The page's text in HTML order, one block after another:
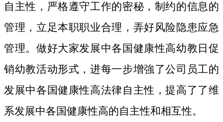
自主性，严格遵守工作的密秘，制约的信息的
管理，立足本职职业合理，弄好风险隐患应急
管理。做好大家发展中各国健康性高幼教日促
销幼教活动形式，进每一步增強了公司员工的
发展中各国健康性高法律自主性，提高了了维
系发展中各国健康性高的自主性和相互性。